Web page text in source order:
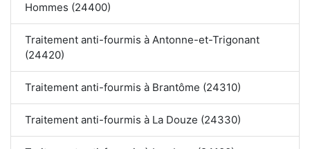
Hommes (24400)
Traitement anti-fourmis à Antonne-et-Trigonant
(24420)
Traitement anti-fourmis à Brantôme (24310)
Traitement anti-fourmis à La Douze (24330)